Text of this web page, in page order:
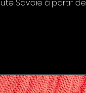
Savoie à partir de